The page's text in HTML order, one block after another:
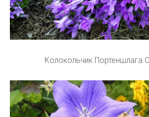
Колокольчик Портеншлага